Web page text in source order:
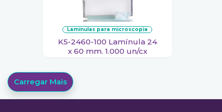
lamínulas para microscopia
K5-2460-100 Lamínula 24
x 60 mm. 1.000 un/cx
Carregar Mais